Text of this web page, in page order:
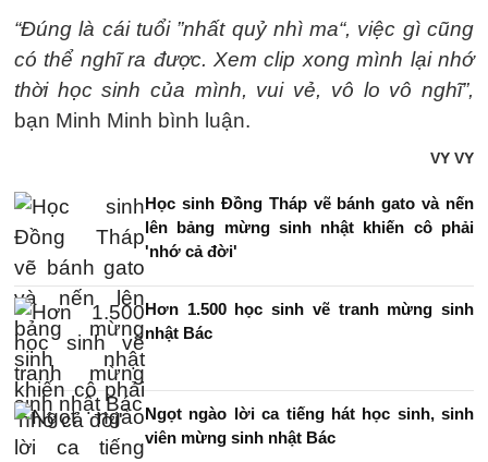
“Đúng là cái tuổi ”nhất quỷ nhì ma“, việc gì cũng
có thể nghĩ ra được. Xem clip xong mình lại nhớ
thời học sinh của mình, vui vẻ, vô lo vô nghĩ”,
bạn Minh Minh bình luận.
VY VY
Học sinh Đồng Tháp vẽ bánh gato và nến
lên bảng mừng sinh nhật khiến cô phải
'nhớ cả đời'
Hơn 1.500 học sinh vẽ tranh mừng sinh
nhật Bác
Ngọt ngào lời ca tiếng hát học sinh, sinh
viên mừng sinh nhật Bác